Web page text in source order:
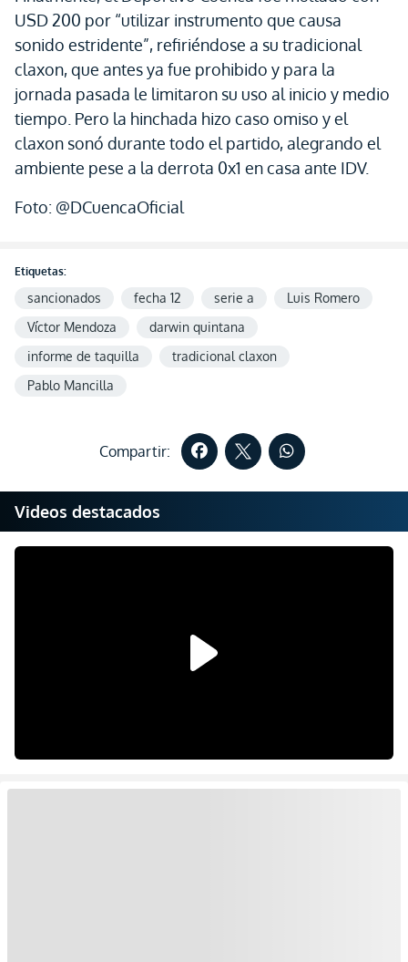
USD 200 por “utilizar instrumento que causa
sonido estridente”, refiriéndose a su tradicional
claxon, que antes ya fue prohibido y para la
jornada pasada le limitaron su uso al inicio y medio
tiempo. Pero la hinchada hizo caso omiso y el
claxon sonó durante todo el partido, alegrando el
ambiente pese a la derrota 0x1 en casa ante IDV.
Foto: @DCuencaOficial
Etiquetas:
sancionados fecha 12 serie a
Luis Romero
Víctor Mendoza
darwin quintana
informe de taquilla
tradicional claxon
Pablo Mancilla
Compartir:
Videos destacados